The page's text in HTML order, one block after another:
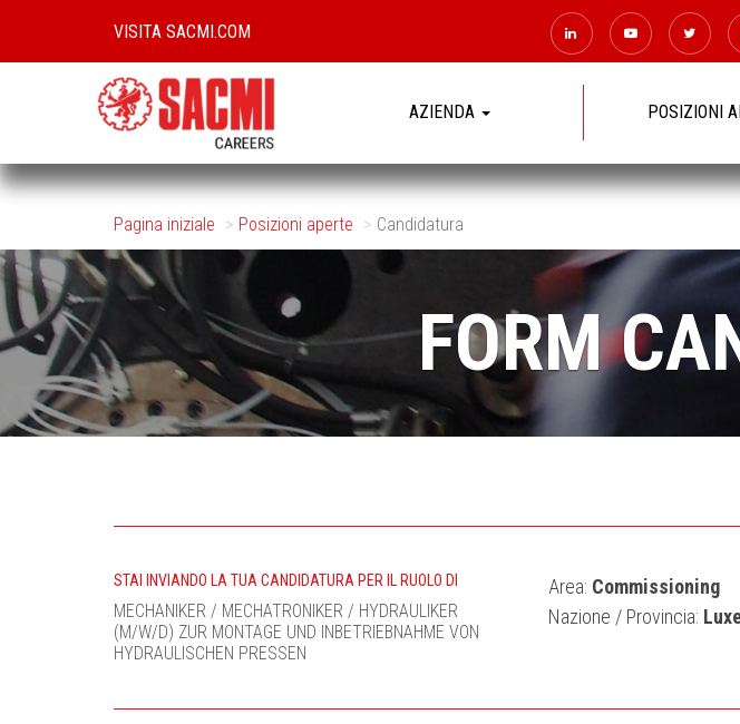
VISITA SACMI.COM
AZIENDA POSIZIONI
Pagina iniziale Posizioni aperte Candidatura
FORM
STAI INVIANDO LA TUA CANDIDATURA PER IL RUOLO DI
MECHANIKER / MECHATRONIKER / HYDRAULIKER
(M/W/D) ZUR MONTAGE UND INBETRIEBNAHME VON
HYDRAULISCHEN PRESSEN
Area: Commissioning
Nazione / Provincia: